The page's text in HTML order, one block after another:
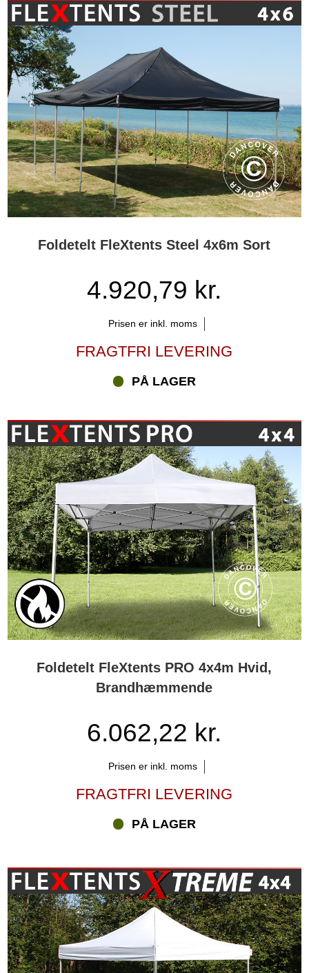
Foldetelt FleXtents Steel 4x6m Sort
4.920,79 kr.
Prisen er inkl. moms
FRAGTFRI LEVERING
PÅ LAGER
Foldetelt FleXtents PRO 4x4m Hvid,
Brandhæmmende
6.062,22 kr.
Prisen er inkl. moms
FRAGTFRI LEVERING
PÅ LAGER